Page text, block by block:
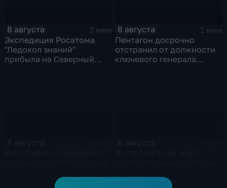
8 августа
3 мин
Экспедиция Росатома
"Ледокол знаний"
прибыла на Северный
8 августа
1 мин
Пентагон досрочно
отстранил от должности
ключевого генерала
европейской засухи